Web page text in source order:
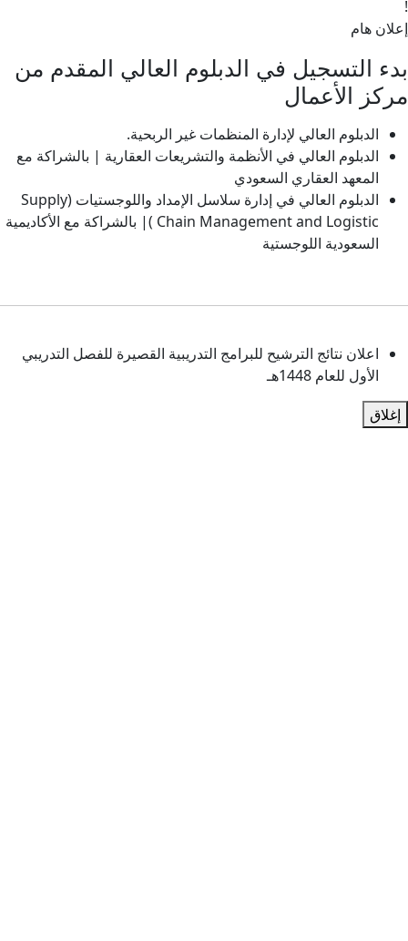
في الدبلوم العالي المقدم من
لإدارة المنظمات غير الربحية.
في الأنظمة والتشريعات العقارية | بالشراكة مع
السعودي
الدبلوم العالي في إدارة سلاسل الإمداد واللوجستيات (Supply
Chain Management and Logistic )| بالشراكة مع الأكاديمية
اللوجستية
الترشيح للبرامج التدريبية القصيرة للفصل التدريبي